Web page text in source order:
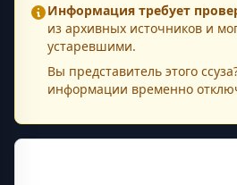
Информация требует
из архивных источников и
устаревшими.
Вы представитель этого ссуза
информации временно